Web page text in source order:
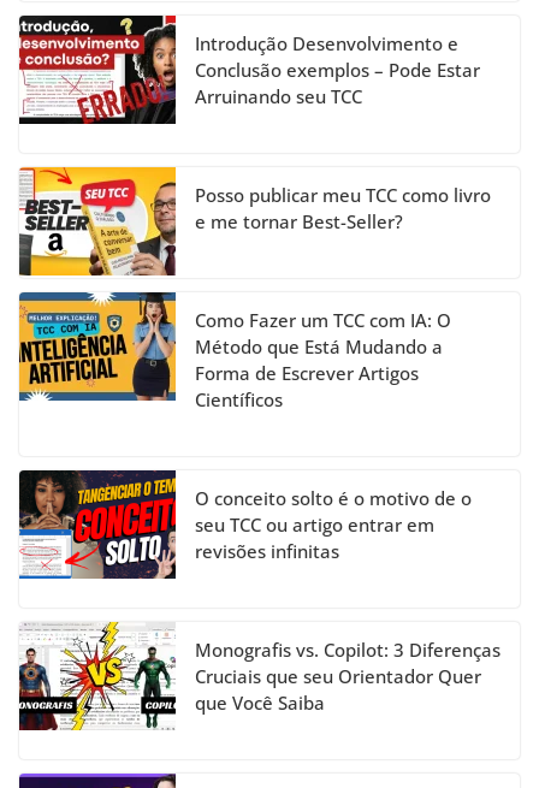
h
a
n
el
Introdução Desenvolvimento e
Conclusão exemplos – Pode Estar
Arruinando seu TCC
Posso publicar meu TCC como livro
e me tornar Best-Seller?
Como Fazer um TCC com IA: O
Método que Está Mudando a
Forma de Escrever Artigos
Científicos
O conceito solto é o motivo de o
seu TCC ou artigo entrar em
revisões infinitas
Monografis vs. Copilot: 3 Diferenças
Cruciais que seu Orientador Quer
que Você Saiba